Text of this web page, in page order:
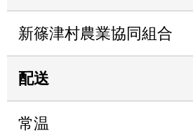
新篠津村農業協同組合
配送
常温